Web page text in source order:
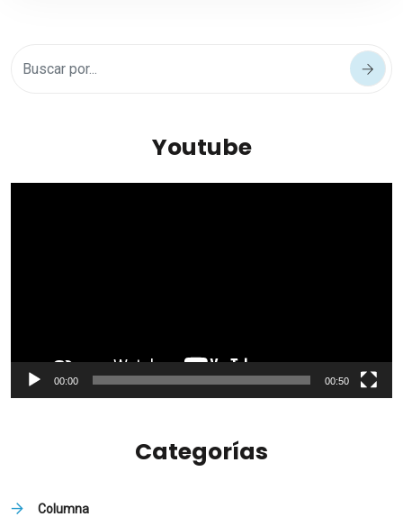
Youtube
00:00 00:50
Categorías
Columna